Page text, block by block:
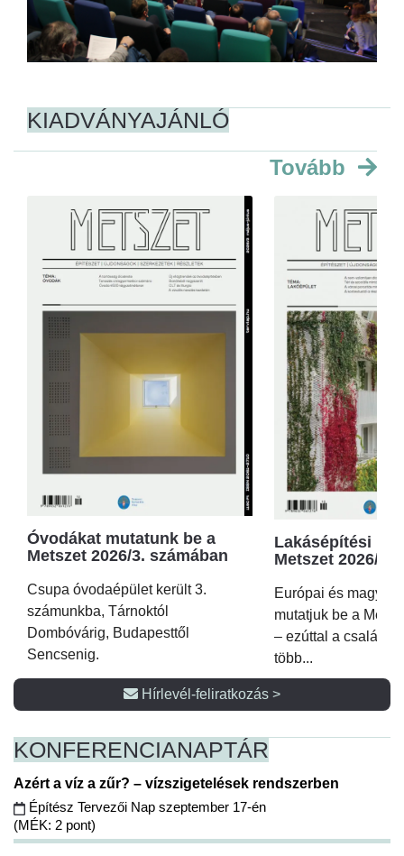
KIADVÁNYAJÁNLÓ
Tovább
Óvodákat mutatunk be a
Metszet 2026/3. számában
Csupa óvodaépület került 3.
számunkba, Tárnoktól
Dombóvárig, Budapesttől
Sencsenig.
Lakásépítési
Metszet 2026/2.
Európai és magyar
mutatjuk be a
– ezúttal a családi
több...
Hírlevél-feliratkozás >
KONFERENCIANAPTÁR
Azért a víz a zűr? – vízszigetelések rendszerben
Építész Tervezői Nap szeptember 17-én
(MÉK: 2 pont)